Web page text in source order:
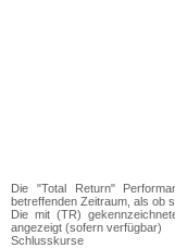
Die "Total Return"
betreffenden Zeitraum, als ob
Die mit (TR)
angezeigt (sofern verfügbar)
Schlusskurse